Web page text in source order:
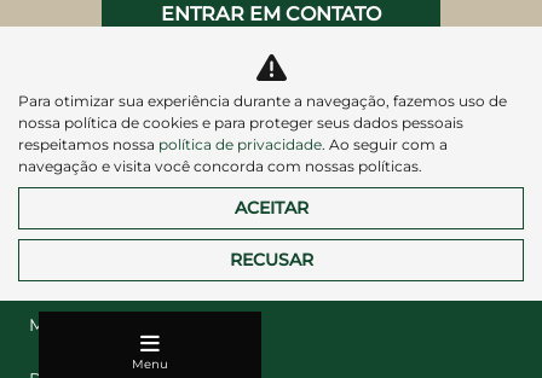
ENTRAR EM CONTATO
Mapa do site
Menu
Para otimizar sua experiência durante a navegação, fazemos uso de
nossa política de cookies e para proteger seus dados pessoais
respeitamos nossa política de privacidade. Ao seguir com a
navegação e visita você concorda com nossas políticas.
ACEITAR
RECUSAR